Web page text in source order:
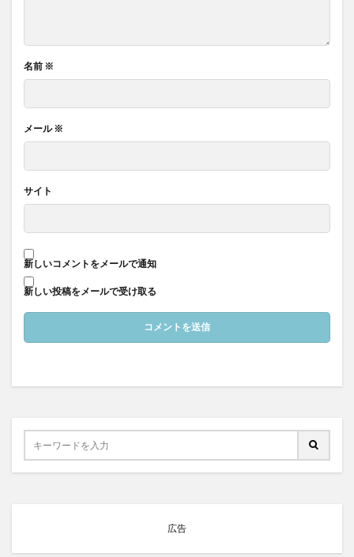
名前 ※
メール※
サイト
新しいコメントをメールで通知
新しい投稿をメールで受け取る
広告